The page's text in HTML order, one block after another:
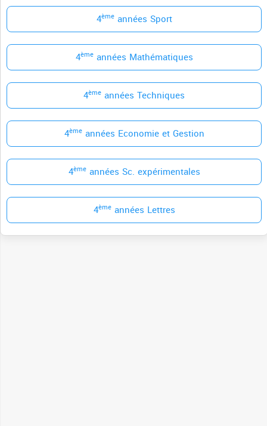
4èmeannées Sport
4èmeannées Mathématiques
4ème années Techniques
4èmeannées Economie et Gestion
4èmeannées Sc. expérimentales
4èmeannées Lettres